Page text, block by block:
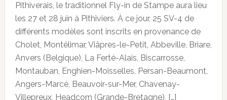
Pithiverais, le traditionnel Fly-in de Stampe aura lieu
les 27 et 28 juin à Pithiviers. À ce jour, 25 SV-4 de
différents modèles sont inscrits en provenance de
Cholet, Montélimar, Viâpres-le-Petit, Abbeville, Briare,
Anvers (Belgique), La Ferté-Alais, Biscarrosse,
Montauban, Enghien-Moisselles, Persan-Beaumont,
Angers-Marcé, Beauvoir-sur-Mer, Chavenay-
Villepreux, Headcorn (Grande-Bretagne), […]